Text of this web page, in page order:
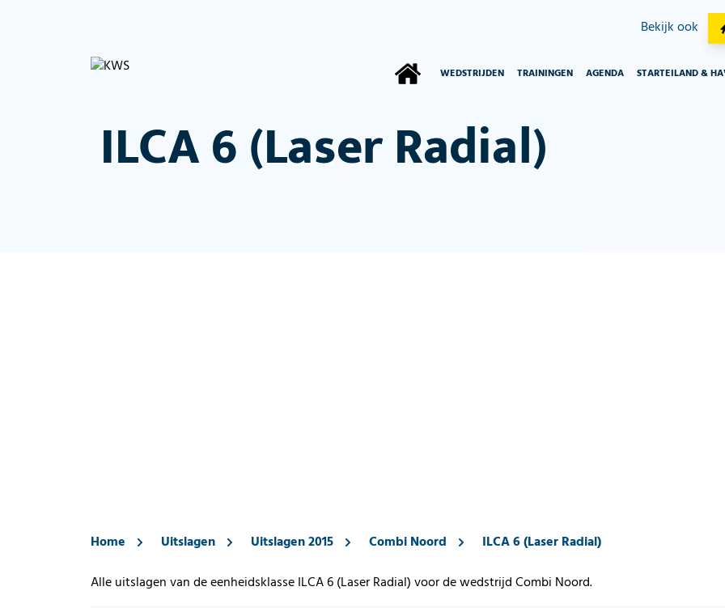
Bekijk ook
WEDSTRIJDEN TRAININGEN AGENDA STARTEILAND &
ILCA 6 (Laser Radial)
Home Uitslagen Uitslagen 2015 Combi Noord
ILCA 6 (Laser Radial)
Alle uitslagen van de eenheidsklasse ILCA 6 (Laser Radial) voor de wedstrijd Combi Noord.